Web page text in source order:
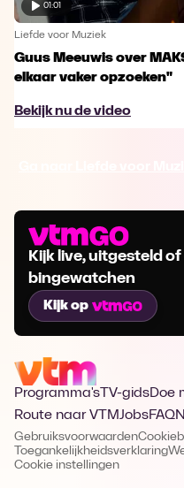
01:01
Liefde voor Muziek
Guus Meeuwis over
elkaar vaker opzoeken"
Bekijk nu de video
Kijk live, uitgesteld
bingewatchen
Kijk op
Programma's TV-gidsDoe
Route naar VTMJobsFAQ
Gebruiksvoorwaarden
Toegankelijkheidsverklaring
Cookie instellingen